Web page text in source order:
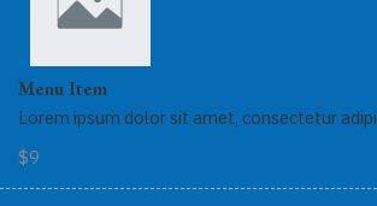
Menu Item
Lorem ipsum dolor sit amet, consectetur
$9